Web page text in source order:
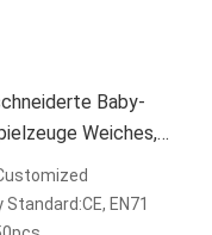
Baby-
Weiches,
ungiftiges Material
Altersgruppe Babys
für Kinderspielzeug zu
EN71